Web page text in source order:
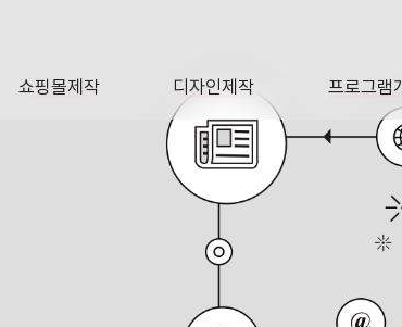
쇼핑몰제작 디자인제작
DESIGN
프로그램